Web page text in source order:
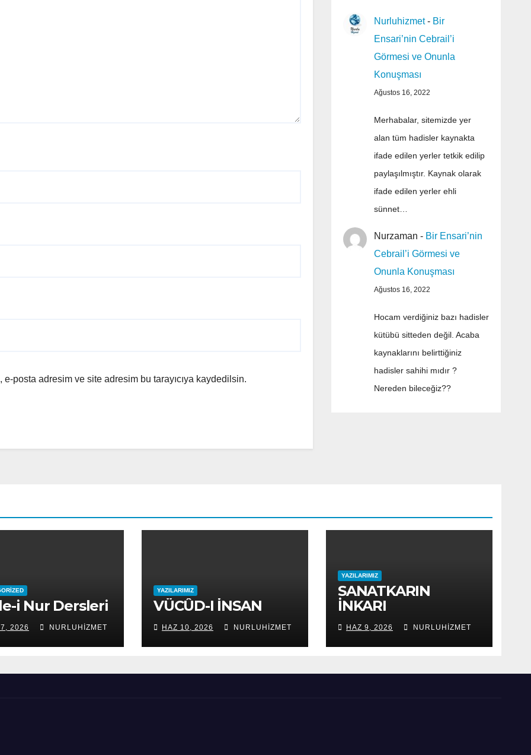
e-posta adresim ve site adresim bu tarayıcıya kaydedilsin.
Nurluhizmet- Bir
Ensari’nin Cebrail’i
Görmesi ve Onunla
Konuşması
Ağustos 16, 2022
Merhabalar, sitemizde yer
alan tüm hadisler kaynakta
ifade edilen yerler tetkik edilip
paylaşılmıştır. Kaynak olarak
ifade edilen yerler ehli
sünnet…
Nurzaman - Bir Ensari’nin
Cebrail’i Görmesi ve
Onunla Konuşması
Ağustos 16, 2022
Hocam verdiğiniz bazı hadisler
kütübü sitteden değil. Acaba
kaynaklarını belirttiğiniz
hadisler sahihi mıdır ?
Nereden bileceğiz??
i Nur Dersleri
2026 NURLUHIZMET
YAZILARIMIZ
VÜCÛD-I İNSAN
HAZ 10, 2026 NURLUHIZMET
YAZILARIMIZ
SANATKARIN
İNKARI
HAZ 9, 2026 NURLUHIZMET